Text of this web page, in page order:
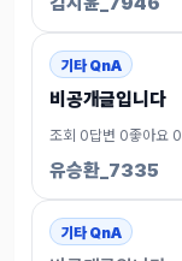
기타 QnA
비공개글입니다
조회 0답변 0좋아요 0
유승환_7335
기타 QnA